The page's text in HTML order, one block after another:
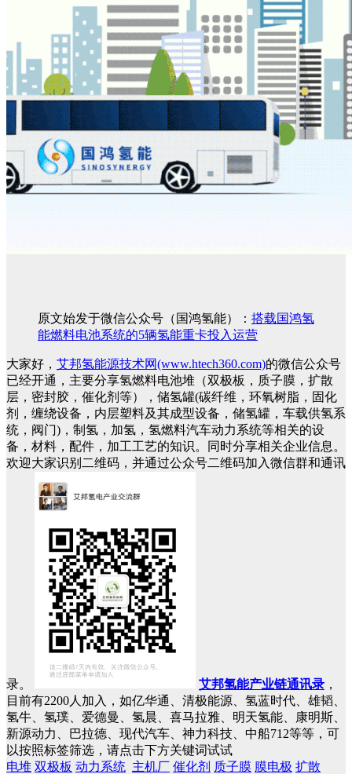
原文始发于微信公众号（国鸿氢能）： 搭载国鸿氢
能燃料电池系统的5辆氢能重卡投入运营
大家好， 艾邦氢能源技术网(www.htech360.com)的微信公众号
已经开通，主要分享氢燃料电池堆（双极板，质子膜，扩散
层，密封胶，催化剂等），储氢罐(碳纤维，环氧树脂，固化
剂，缠绕设备，内层塑料及其成型设备，储氢罐，车载供氢系
统，阀门)，制氢，加氢，氢燃料汽车动力系统等相关的设
备，材料，配件，加工工艺的知识。同时分享相关企业信息。
欢迎大家识别二维码，并通过公众号二维码加入微信群和通讯
录。 艾邦氢能产业链通讯录 ，
目前有2200人加入，如亿华通、清极能源、氢蓝时代、雄韬、
氢牛、氢璞、爱德曼、氢晨、喜马拉雅、明天氢能、康明斯、
新源动力、巴拉德、现代汽车、神力科技、中船712等等，可
以按照标签筛选，请点击下方关键词试试
电堆 双极板 动力系统 主机厂 催化剂 质子膜 膜电极 扩散